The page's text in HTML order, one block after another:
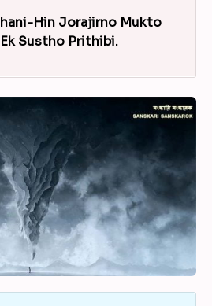
Hin Jorajirno Mukto
Sustho Prithibi.